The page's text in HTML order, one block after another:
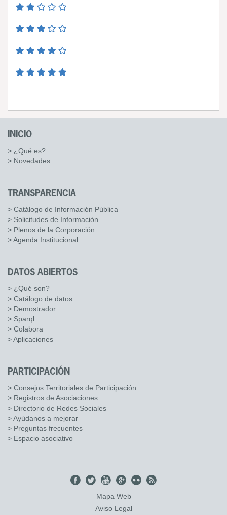
INICIO
> ¿Qué es?
> Novedades
TRANSPARENCIA
> Catálogo de Información Pública
> Solicitudes de Información
> Plenos de la Corporación
> Agenda Institucional
DATOS ABIERTOS
> ¿Qué son?
> Catálogo de datos
> Demostrador
> Sparql
> Colabora
> Aplicaciones
PARTICIPACIÓN
> Consejos Territoriales de Participación
> Registros de Asociaciones
> Directorio de Redes Sociales
> Ayúdanos a mejorar
> Preguntas frecuentes
> Espacio asociativo
Mapa Web
Aviso Legal